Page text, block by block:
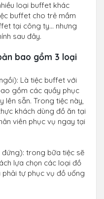
loại buffet khác
buffet cho trẻ mầm
tại công ty… nhưng
sau đây.
bao gồm 3 loại
Là tiệc buffet với
gồm các quầy phục
lên sẵn. Trong tiệc này,
khách dùng đồ ăn tại
viên phục vụ ngay tại
trong bữa tiệc sẽ
lựa chọn các loại đồ
tự phục vụ đồ uống